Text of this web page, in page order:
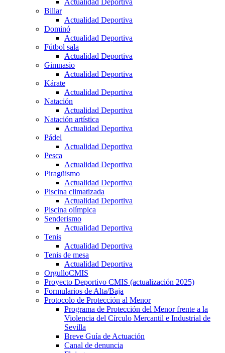
Actualidad Deportiva
Billar
Actualidad Deportiva
Dominó
Actualidad Deportiva
Fútbol sala
Actualidad Deportiva
Gimnasio
Actualidad Deportiva
Kárate
Actualidad Deportiva
Natación
Actualidad Deportiva
Natación artística
Actualidad Deportiva
Pádel
Actualidad Deportiva
Pesca
Actualidad Deportiva
Piragüismo
Actualidad Deportiva
Piscina climatizada
Actualidad Deportiva
Piscina olímpica
Senderismo
Actualidad Deportiva
Tenis
Actualidad Deportiva
Tenis de mesa
Actualidad Deportiva
OrgulloCMIS
Proyecto Deportivo CMIS (actualización 2025)
Formularios de Alta/Baja
Protocolo de Protección al Menor
Programa de Protección del Menor frente a la
Violencia del Círculo Mercantil e Industrial de
Sevilla
Breve Guía de Actuación
Canal de denuncia